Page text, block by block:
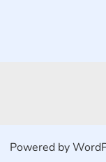
Powered by